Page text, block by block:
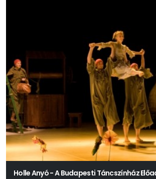
Holle Anyó - A Budapesti Táncszínház